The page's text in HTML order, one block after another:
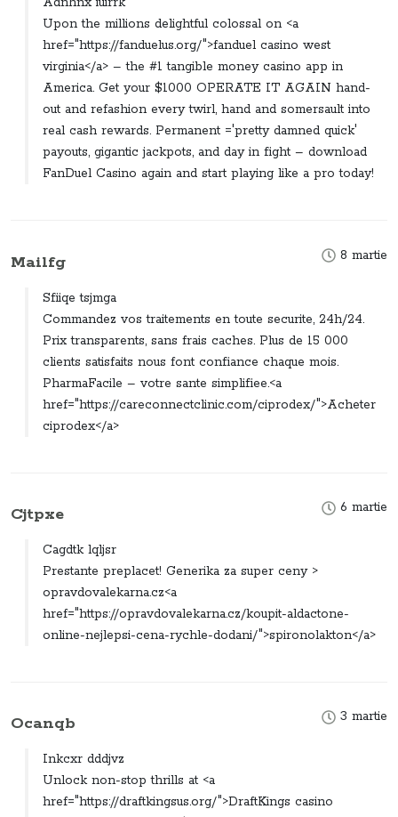
Upon the millions delightful colossal on <a
href="https://fanduelus.org/">fanduel casino west
virginia</a> – the #1 tangible money casino app in
America. Get your $1000 OPERATE IT AGAIN hand-
out and refashion every twirl, hand and somersault into
real cash rewards. Permanent ='pretty damned quick'
payouts, gigantic jackpots, and day in fight – download
FanDuel Casino again and start playing like a pro today!
8 martie
Mailfg
Sfiiqe tsjmga
Commandez vos traitements en toute securite, 24h/24.
Prix transparents, sans frais caches. Plus de 15 000
clients satisfaits nous font confiance chaque mois.
PharmaFacile – votre sante simplifiee.<a
href="https://careconnectclinic.com/ciprodex/">Acheter
ciprodex</a>
6 martie
Cjtpxe
Cagdtk lqljsr
Prestante preplacet! Generika za super ceny >
opravdovalekarna.cz<a
href="https://opravdovalekarna.cz/koupit-aldactone-
online-nejlepsi-cena-rychle-dodani/">spironolakton</a>
3 martie
Ocanqb
Inkcxr dddjvz
Unlock non-stop thrills at <a
href="https://draftkingsus.org/">DraftKings casino